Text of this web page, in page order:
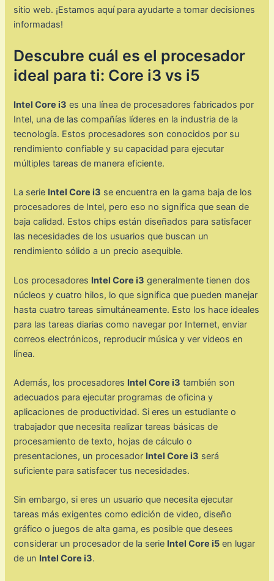
sitio web. ¡Estamos aquí para ayudarte a tomar decisiones
informadas!
Descubre cuál es el procesador
ideal para ti: Core i3 vs i5
Intel Core i3 es una línea de procesadores fabricados por
Intel, una de las compañías líderes en la industria de la
tecnología. Estos procesadores son conocidos por su
rendimiento confiable y su capacidad para ejecutar
múltiples tareas de manera eficiente.
La serie Intel Core i3 se encuentra en la gama baja de los
procesadores de Intel, pero eso no significa que sean de
baja calidad. Estos chips están diseñados para satisfacer
las necesidades de los usuarios que buscan un
rendimiento sólido a un precio asequible.
Los procesadores Intel Core i3 generalmente tienen dos
núcleos y cuatro hilos, lo que significa que pueden manejar
hasta cuatro tareas simultáneamente. Esto los hace ideales
para las tareas diarias como navegar por Internet, enviar
correos electrónicos, reproducir música y ver videos en
línea.
Además, los procesadores Intel Core i3 también son
adecuados para ejecutar programas de oficina y
aplicaciones de productividad. Si eres un estudiante o
trabajador que necesita realizar tareas básicas de
procesamiento de texto, hojas de cálculo o
presentaciones, un procesador Intel Core i3 será
suficiente para satisfacer tus necesidades.
Sin embargo, si eres un usuario que necesita ejecutar
tareas más exigentes como edición de video, diseño
gráfico o juegos de alta gama, es posible que desees
considerar un procesador de la serie Intel Core i5 en lugar
de un Intel Core i3.